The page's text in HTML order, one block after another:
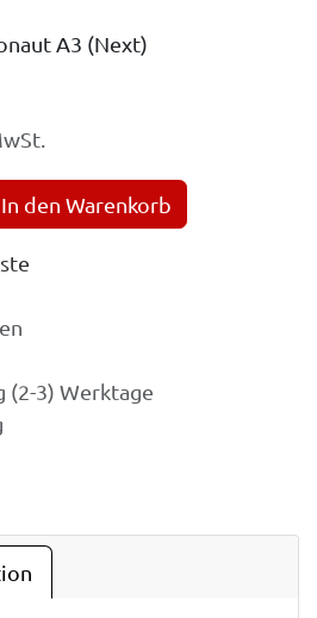
A3 (Next)
In den Warenkorb
(2-3) Werktage